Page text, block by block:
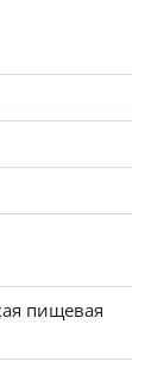
пищевая